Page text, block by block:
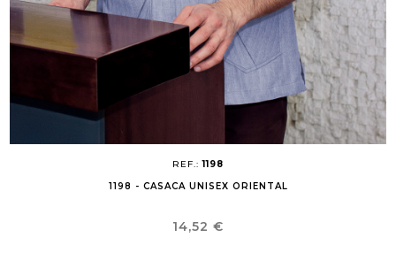
REF.:1198
1198 - CASACA UNISEX ORIENTAL
Precio
14,52 €